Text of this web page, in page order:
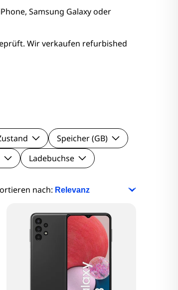
Samsung Galaxy oder
Wir verkaufen refurbished
Speicher (GB)
Ladebuchse
nach: